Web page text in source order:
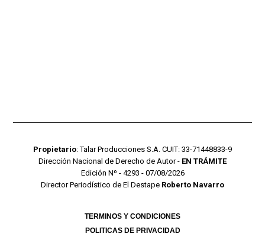
Propietario: Talar Producciones S.A. CUIT: 33-71448833-9
Dirección Nacional de Derecho de Autor - EN TRÁMITE
Edición Nº - 4293 - 07/08/2026
Director Periodístico de El Destape Roberto Navarro
TERMINOS Y CONDICIONES
POLITICAS DE PRIVACIDAD